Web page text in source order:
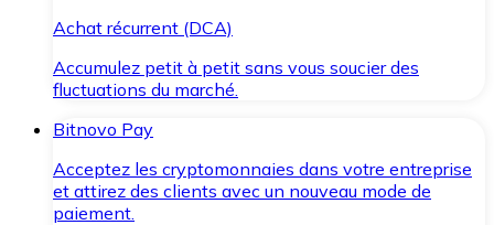
Achat récurrent (DCA)
Accumulez petit à petit sans vous soucier des
fluctuations du marché.
Bitnovo Pay
Acceptez les cryptomonnaies dans votre entreprise
et attirez des clients avec un nouveau mode de
paiement.